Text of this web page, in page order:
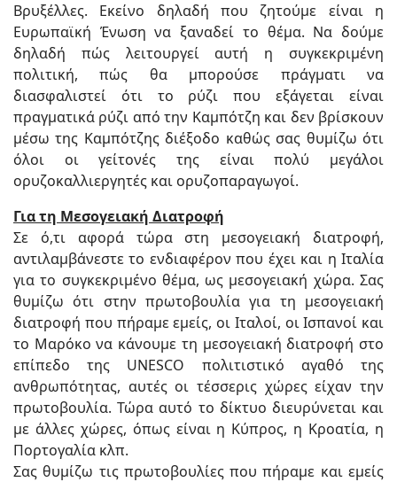
Βρυξέλλες. Εκείνο δηλαδή που ζητούμε είναι η
Ευρωπαϊκή Ένωση να ξαναδεί το θέμα. Να δούμε
δηλαδή πώς λειτουργεί αυτή η συγκεκριμένη
πολιτική, πώς θα μπορούσε πράγματι να
διασφαλιστεί ότι το ρύζι που εξάγεται είναι
πραγματικά ρύζι από την Καμπότζη και δεν βρίσκουν
μέσω της Καμπότζης διέξοδο καθώς σας θυμίζω ότι
όλοι οι γείτονές της είναι πολύ μεγάλοι
ορυζοκαλλιεργητές και ορυζοπαραγωγοί.
Για τη Μεσογειακή Διατροφή
Σε ό,τι αφορά τώρα στη μεσογειακή διατροφή,
αντιλαμβάνεστε το ενδιαφέρον που έχει και η Ιταλία
για το συγκεκριμένο θέμα, ως μεσογειακή χώρα. Σας
θυμίζω ότι στην πρωτοβουλία για τη μεσογειακή
διατροφή που πήραμε εμείς, οι Ιταλοί, οι Ισπανοί και
το Μαρόκο να κάνουμε τη μεσογειακή διατροφή στο
επίπεδο της UNESCO πολιτιστικό αγαθό της
ανθρωπότητας, αυτές οι τέσσερις χώρες είχαν την
πρωτοβουλία. Τώρα αυτό το δίκτυο διευρύνεται και
με άλλες χώρες, όπως είναι η Κύπρος, η Κροατία, η
Πορτογαλία κλπ.
Σας θυμίζω τις πρωτοβουλίες που πήραμε και εμείς